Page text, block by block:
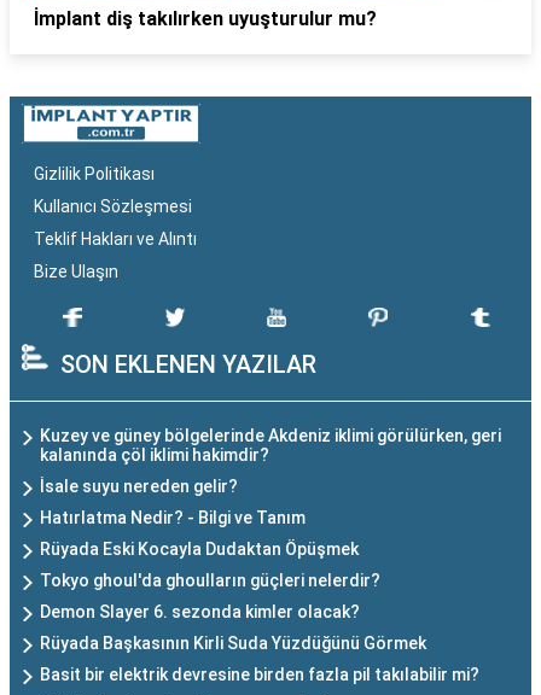
İmplant diş takılırken uyuşturulur mu?
Gizlilik Politikası
Kullanıcı Sözleşmesi
Teklif Hakları ve Alıntı
Bize Ulaşın
SON EKLENEN YAZILAR
Kuzey ve güney bölgelerinde Akdeniz iklimi görülürken, geri
kalanında çöl iklimi hakimdir?
İsale suyu nereden gelir?
Hatırlatma Nedir? - Bilgi ve Tanım
Rüyada Eski Kocayla Dudaktan Öpüşmek
Tokyo ghoul'da ghoulların güçleri nelerdir?
Demon Slayer 6. sezonda kimler olacak?
Rüyada Başkasının Kirli Suda Yüzdüğünü Görmek
Basit bir elektrik devresine birden fazla pil takılabilir mi?